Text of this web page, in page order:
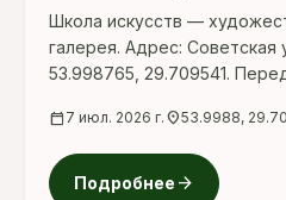
Школа искусств —
галерея. Адрес: Советская
53.998765, 29.709541.
и актуальные условия на
calendar_today 7 июл. 2026 г. location_on53.9988,
Подробнее arrow_forward